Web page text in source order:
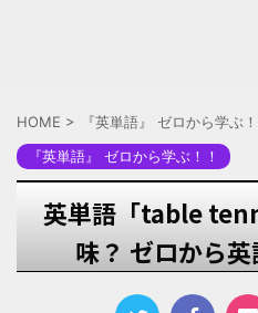
HOME > 『英単語』 ゼロから学ぶ！
『英単語』 ゼロから学ぶ！！
英単語「table
味？ ゼロから英